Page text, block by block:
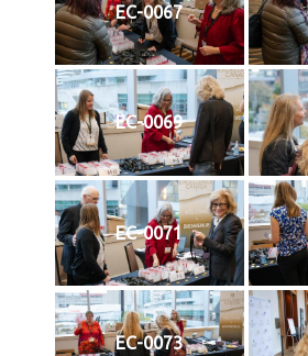
EC-0067
EC-0069
EC-0071
EC-0073